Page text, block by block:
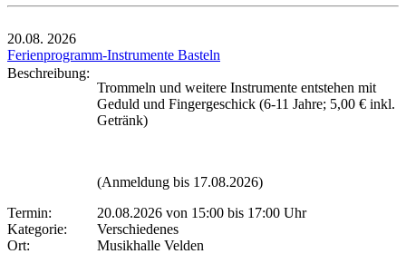
20.08. 2026
Ferienprogramm-Instrumente Basteln
Beschreibung:
Trommeln und weitere Instrumente entstehen mit
Geduld und Fingergeschick (6-11 Jahre; 5,00 € inkl.
Getränk)
(Anmeldung bis 17.08.2026)
Termin:
20.08.2026 von 15:00 bis 17:00 Uhr
Kategorie:
Verschiedenes
Ort:
Musikhalle Velden